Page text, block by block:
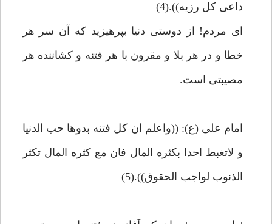
داعى كل رزيه)).(4)
اى مردم! از دوستى دنيا بپرهيزيد كه آن سر هر
خطا و در هر بلا و مقرون با هر فتنه و كشاننده هر
مصيبتى است.
امام على (ع): ((واعلم ان كل فتنه بدوها حب الدنيا
و لاتغبط احدا بكثره المال فان مع كثره المال تكثر
الذنوب لواجب الحقوق)).(5)